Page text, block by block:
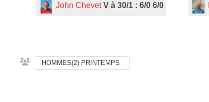
John Chevet V à 30/1 : 6/0 6/0
HOMMES(2) PRINTEMPS